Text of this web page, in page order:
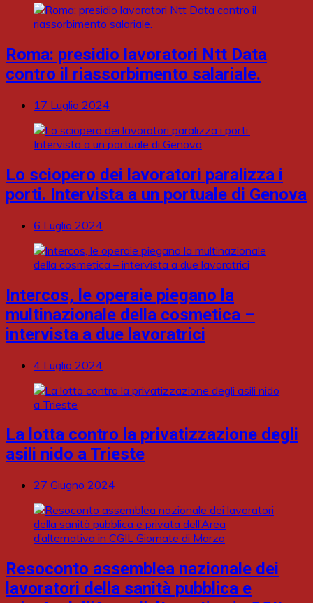
Roma: presidio lavoratori Ntt Data
contro il riassorbimento salariale.
17 Luglio 2024
Lo sciopero dei lavoratori paralizza i
porti. Intervista a un portuale di Genova
6 Luglio 2024
Intercos, le operaie piegano la
multinazionale della cosmetica –
intervista a due lavoratrici
4 Luglio 2024
La lotta contro la privatizzazione degli
asili nido a Trieste
27 Giugno 2024
Resoconto assemblea nazionale dei
lavoratori della sanità pubblica e